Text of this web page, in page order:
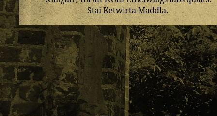
StaiKetwirta Maddla.